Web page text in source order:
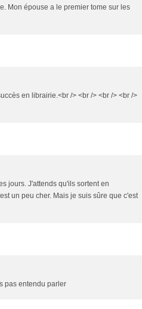
Mon épouse a le premier tome sur les
en librairie.<br /> <br /> <br /> <br />
jours. J'attends qu'ils sortent en
un peu cher. Mais je suis sûre que c'est
pas entendu parler